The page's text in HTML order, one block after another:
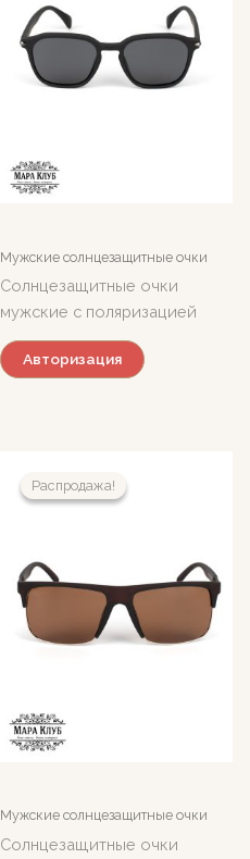
Мужские солнцезащитные очки
Солнцезащитные очки
мужские с поляризацией
Авторизация
Распродажа!
Распродажа!
Мужские солнцезащитные очки
Солнцезащитные очки